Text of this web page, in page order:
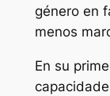
género en
menos
En su